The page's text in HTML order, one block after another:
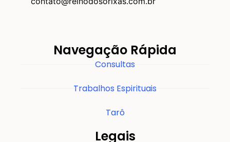
Navegação Rápida
Consultas
Trabalhos Espirituais
Tarô
Legais